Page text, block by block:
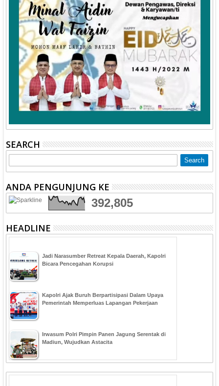
SEARCH
ANDA PENGUNJUNG KE
392,805
HEADLINE
Jadi Narasumber Retreat Kepala Daerah, Kapolri
Bicara Pencegahan Korupsi
Kapolri Ajak Buruh Berpartisipasi Dalam Upaya
Pemerintah Memperluas Lapangan Pekerjaan
Irwasum Polri Pimpin Panen Jagung Serentak di
Madiun, Wujudkan Astacita